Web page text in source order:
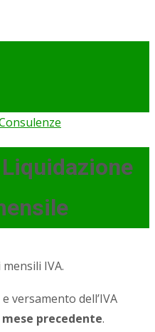
IVA.
versamento dell’IVA
mese precedente.